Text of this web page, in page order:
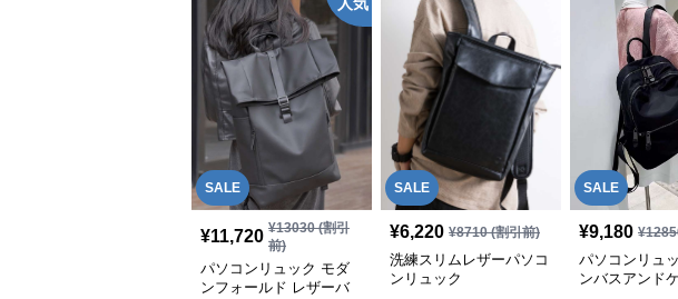
SALE
¥11,720 ¥13030(割引
前)
パソコンリュック モダ
ンフォールド レザーバ
SALE
¥6,220 ¥8710(割引前)
洗練スリムレザーパソコ
ンリュック
SALE
¥9,180 ¥
パソコンリュ
ンバスアンド